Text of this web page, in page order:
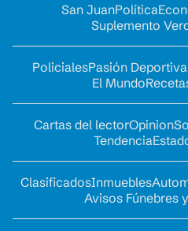
San JuanPolítica
Suplemento
PolicialesPasión Deportiva
El Mundo
Cartas del lectorOpinion
Tendencia
ClasificadosInmuebles
Avisos Fúnebres